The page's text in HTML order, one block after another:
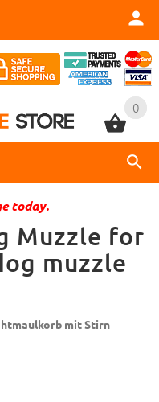
0
0
today.
Muzzle for
muzzle
mit Stirn